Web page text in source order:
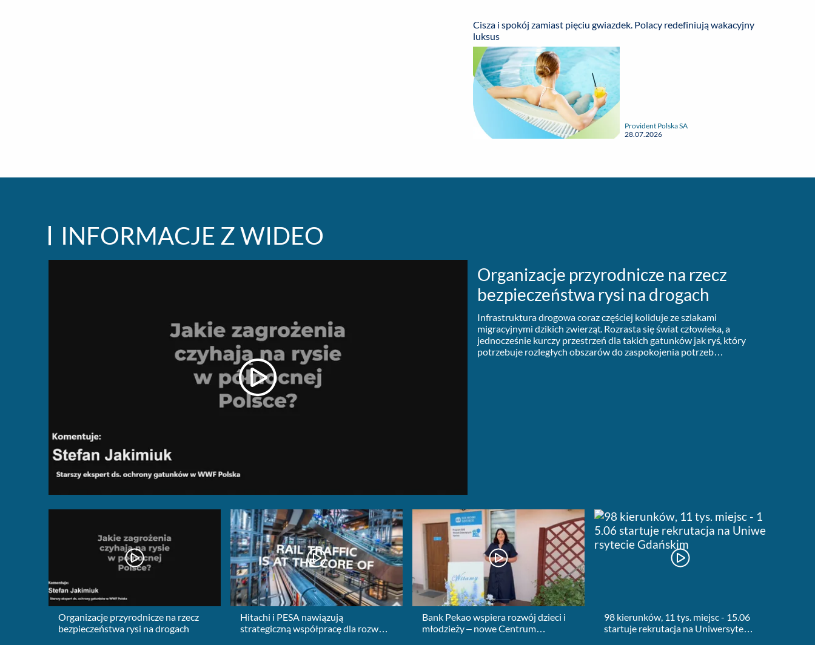
Cisza i spokój zamiast pięciu gwiazdek. Polacy redefiniują wakacyjny
luksus
Provident Polska SA
28.07.2026
INFORMACJE Z WIDEO
Organizacje przyrodnicze na rzecz
bezpieczeństwa rysi na drogach
Infrastruktura drogowa coraz częściej koliduje ze szlakami
migracyjnymi dzikich zwierząt. Rozrasta się świat człowieka, a
jednocześnie kurczy przestrzeń dla takich gatunków jak ryś, który
potrzebuje rozległych obszarów do zaspokojenia potrzeb
Organizacje przyrodnicze na rzecz
bezpieczeństwa rysi na drogach
Hitachi i PESA nawiązują
strategiczną współpracę dla rozwoju
Bank Pekao wspiera rozwój dzieci i
młodzieży – nowe Centrum
98 kierunków, 11 tys. miejsc - 15.06
startuje rekrutacja na Uniwersytecie